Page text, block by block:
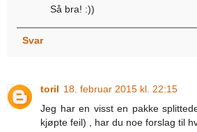
Så bra! :))
Svar
toril 18. februar 2015 kl. 22:15
Jeg har en visst en pakke
kjøpte feil) , har du noe forslag til